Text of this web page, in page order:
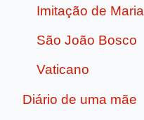
Imitação de Maria
São João Bosco
Vaticano
Diário de uma mãe